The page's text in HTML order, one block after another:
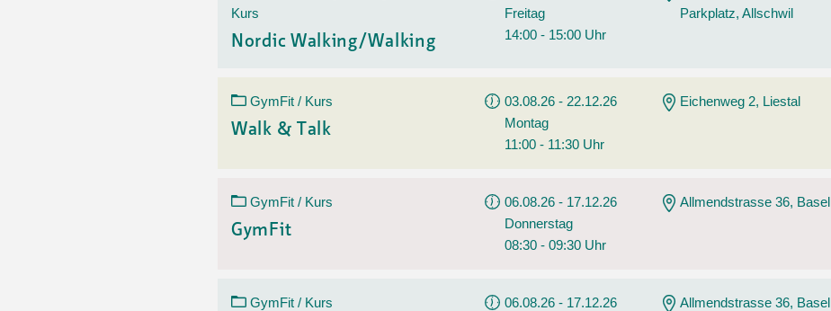
Kurs
Nordic Walking/Walking
Freitag
14:00 - 15:00 Uhr
Parkplatz, Allschwil
GymFit / Kurs
Walk & Talk
03.08.26 - 22.12.26
Montag
11:00 - 11:30 Uhr
Eichenweg 2, Liestal
GymFit / Kurs
GymFit
06.08.26 - 17.12.26
Donnerstag
08:30 - 09:30 Uhr
Allmendstrasse 36, Basel
GymFit / Kurs
06.08.26 - 17.12.26
Allmendstrasse 36, Basel